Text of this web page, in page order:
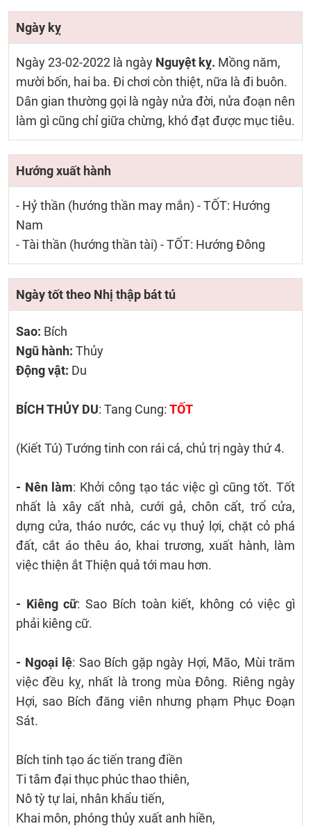
Ngày kỵ
Ngày 23-02-2022 là ngày Nguyệt kỵ. Mồng năm,
mười bốn, hai ba. Đi chơi còn thiệt, nữa là đi buôn.
Dân gian thường gọi là ngày nửa đời, nửa đoạn nên
làm gì cũng chỉ giữa chừng, khó đạt được mục tiêu.
Hướng xuất hành
- Hỷ thần (hướng thần may mắn) - TỐT: Hướng
Nam
- Tài thần (hướng thần tài) - TỐT: Hướng Đông
Ngày tốt theo Nhị thập bát tú
Sao: Bích
Ngũ hành: Thủy
Động vật: Du
BÍCH THỦY DU: Tang Cung: TỐT
(Kiết Tú) Tướng tinh con rái cá, chủ trị ngày thứ 4.
- Nên làm: Khởi công tạo tác việc gì cũng tốt. Tốt
nhất là xây cất nhà, cưới gả, chôn cất, trổ cửa,
dựng cửa, tháo nước, các vụ thuỷ lợi, chặt cỏ phá
đất, cắt áo thêu áo, khai trương, xuất hành, làm
việc thiện ắt Thiện quả tới mau hơn.
- Kiêng cữ: Sao Bích toàn kiết, không có việc gì
phải kiêng cữ.
- Ngoại lệ: Sao Bích gặp ngày Hợi, Mão, Mùi trăm
việc đều kỵ, nhất là trong mùa Đông. Riêng ngày
Hợi, sao Bích đăng viên nhưng phạm Phục Đoạn
Sát.
Bích tinh tạo ác tiến trang điền
Ti tâm đại thục phúc thao thiên,
Nô tỳ tự lai, nhân khẩu tiến,
Khai môn, phóng thủy xuất anh hiền,